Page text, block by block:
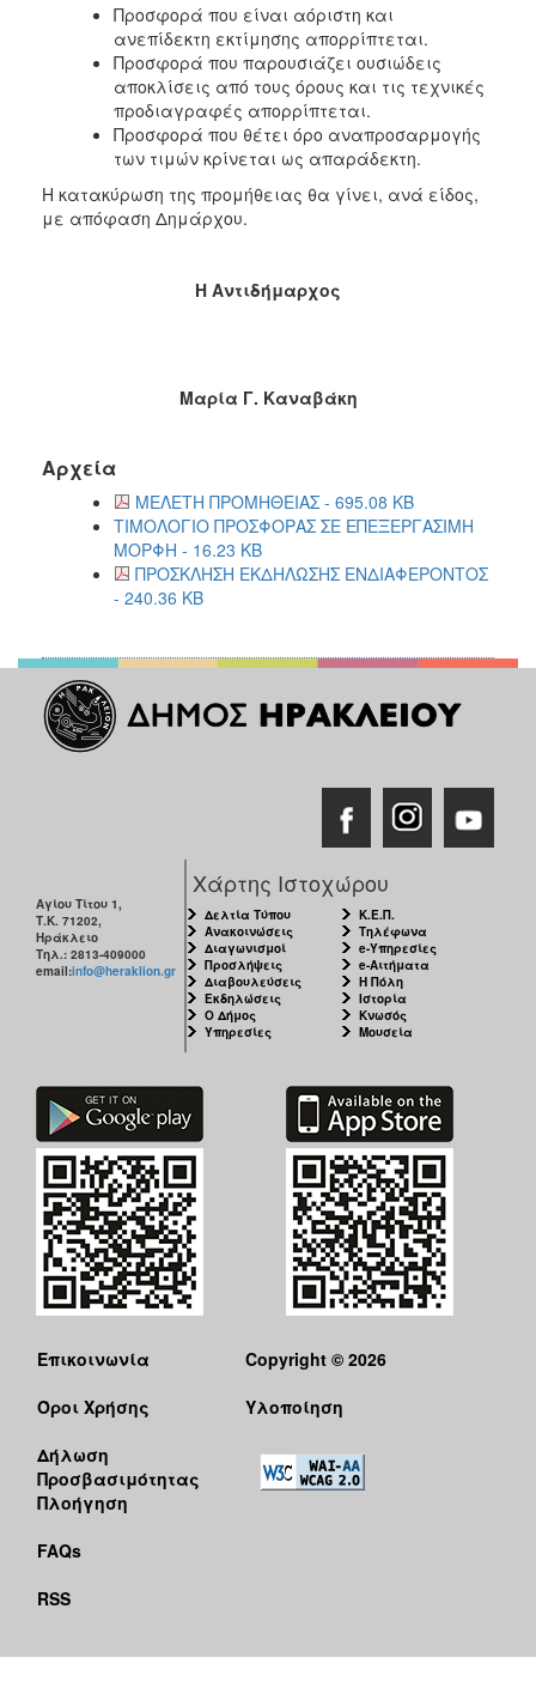
Προσφορά που είναι αόριστη και
ανεπίδεκτη εκτίμησης απορρίπτεται.
Προσφορά που παρουσιάζει ουσιώδεις
αποκλίσεις από τους όρους και τις τεχνικές
προδιαγραφές απορρίπτεται.
Προσφορά που θέτει όρο αναπροσαρμογής
των τιμών κρίνεται ως απαράδεκτη.
Η κατακύρωση της προμήθειας θα γίνει, ανά είδος,
με απόφαση Δημάρχου.
Η Αντιδήμαρχος
Μαρία Γ. Καναβάκη
Αρχεία
ΜΕΛΕΤΗ ΠΡΟΜΗΘΕΙΑΣ - 695.08 KB
ΤΙΜΟΛΟΓΙΟ ΠΡΟΣΦΟΡΑΣ ΣΕ ΕΠΕΞΕΡΓΑΣΙΜΗ
ΜΟΡΦΗ - 16.23 KB
ΠΡΟΣΚΛΗΣΗ ΕΚΔΗΛΩΣΗΣ ΕΝΔΙΑΦΕΡΟΝΤΟΣ
- 240.36 KB
Αγίου Τίτου 1,
Τ.Κ. 71202,
Ηράκλειο
Τηλ.: 2813-409000
email:info@heraklion.gr
Χάρτης Ιστοχώρου
Δελτία Τύπου
Ανακοινώσεις
Διαγωνισμοί
Προσλήψεις
Διαβουλεύσεις
Εκδηλώσεις
Ο Δήμος
Υπηρεσίες
Κ.Ε.Π.
Τηλέφωνα
e-Υπηρεσίες
e-Αιτήματα
Η Πόλη
Ιστορία
Κνωσός
Μουσεία
Επικοινωνία
Όροι Χρήσης
Δήλωση
Προσβασιμότητας
Πλοήγηση
FAQs
RSS
Copyright © 2026
Υλοποίηση